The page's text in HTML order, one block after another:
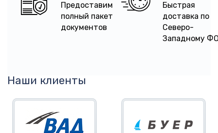
Предоставим
полный пакет
документов
Быстрая
доставка по
Северо-
Западному
Наши клиенты